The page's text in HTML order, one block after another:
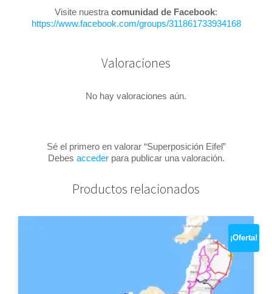
Visite nuestra comunidad de Facebook:
https://www.facebook.com/groups/311861733934168
Valoraciones
No hay valoraciones aún.
Sé el primero en valorar “Superposición Eifel”
Debes accederpara publicar una valoración.
Productos relacionados
¡Oferta!